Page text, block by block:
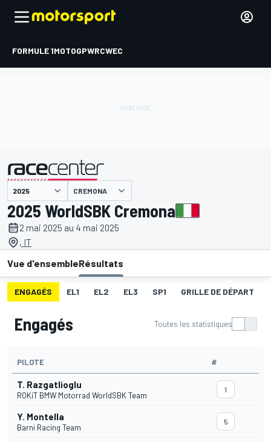
FORMULE 1MOTOGPWRCWEC
présenté par CREMONA
2025 WorldSBK Cremona
2 mai 2025 au 4 mai 2025
, IT
Vue d'ensembleRésultats
ENGAGÉS EL1 EL2 EL3 SP1 GRILLE DE DÉPART
Engagés Toutes les statistiques
PILOTE #
T. Razgatlioglu
ROKiT BMW Motorrad WorldSBK Team
1
Y. Montella
Barni Racing Team
5